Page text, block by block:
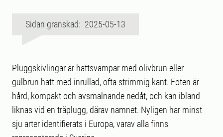
Sidan granskad: 2025-05-13
Pluggskivlingar är hattsvampar med olivbrun eller
gulbrun hatt med inrullad, ofta strimmig kant. Foten är
hård, kompakt och avsmalnande nedåt, och kan ibland
liknas vid en träplugg, därav namnet. Nyligen har minst
sju arter identifierats i Europa, varav alla finns